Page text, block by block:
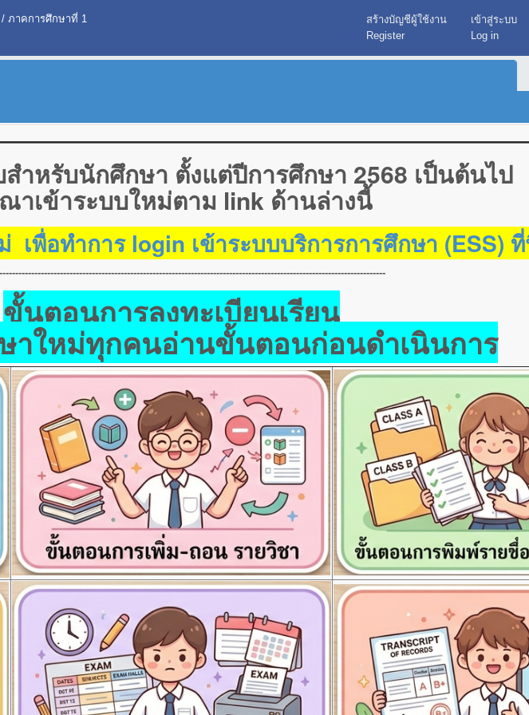
/ ภาคการศึกษาที่ 1
สร้างบัญชีผู้ใช้งาน
Register
เข้าสู่ระบบ
Log in
สำหรับนักศึกษา ตั้งแต่ปีการศึกษา 2568 เป็นต้นไป
าเข้าระบบใหม่ตาม link ด้านล่างนี้
เพื่อทำการ login เข้าระบบบริการการศึกษา (ESS)
ขั้นตอนการลงทะเบียนเรียน
าใหม่ทุกคนอ่านขั้นตอนก่อนดำเนินการ